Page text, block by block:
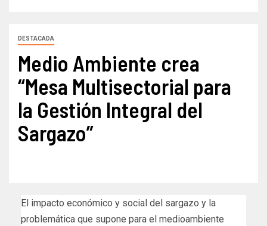
DESTACADA
Medio Ambiente crea
“Mesa Multisectorial para
la Gestión Integral del
Sargazo”
El impacto económico y social del sargazo y la
problemática que supone para el medioambiente